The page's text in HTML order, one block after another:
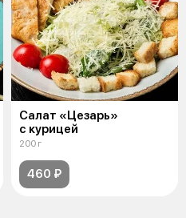
Салат «Цезарь»
с курицей
200 г
460 ₽